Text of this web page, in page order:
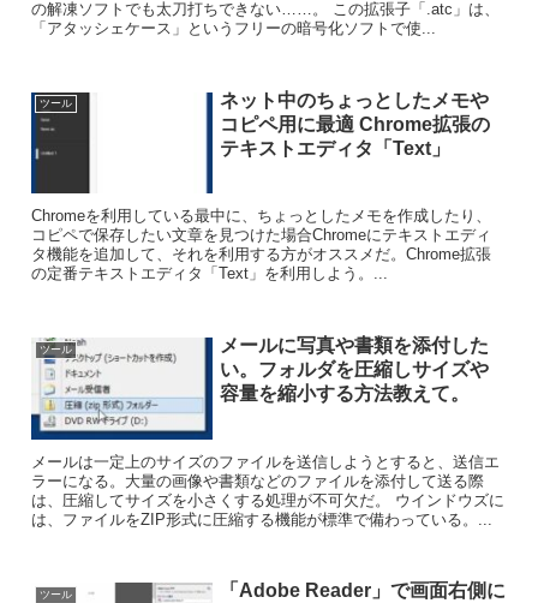
の解凍ソフトでも太刀打ちできない……。 この拡張子「.atc」は、
「アタッシェケース」というフリーの暗号化ソフトで使...
ツール
ネット中のちょっとしたメモや
コピペ用に最適 Chrome拡張の
テキストエディタ「Text」
Chromeを利用している最中に、ちょっとしたメモを作成したり、
コピペで保存したい文章を見つけた場合Chromeにテキストエディ
タ機能を追加して、それを利用する方がオススメだ。Chrome拡張
の定番テキストエディタ「Text」を利用しよう。...
ツール
メールに写真や書類を添付した
い。フォルダを圧縮しサイズや
容量を縮小する方法教えて。
メールは一定上のサイズのファイルを送信しようとすると、送信エ
ラーになる。大量の画像や書類などのファイルを添付して送る際
は、圧縮してサイズを小さくする処理が不可欠だ。 ウインドウズに
は、ファイルをZIP形式に圧縮する機能が標準で備わっている。...
ツール
「Adobe Reader」で画面右側に